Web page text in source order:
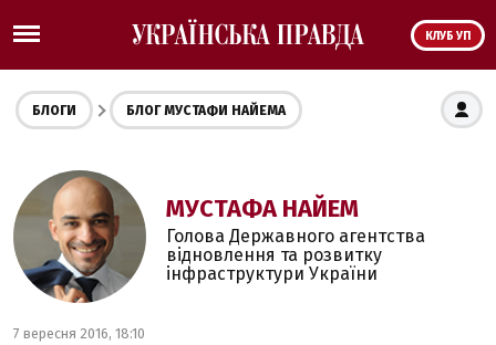
КЛУБ УП
БЛОГИ БЛОГ МУСТАФИ НАЙЕМА
МУСТАФА НАЙЕМ
Голова Державного агентства
відновлення та розвитку
інфраструктури України
7 вересня 2016, 18:10